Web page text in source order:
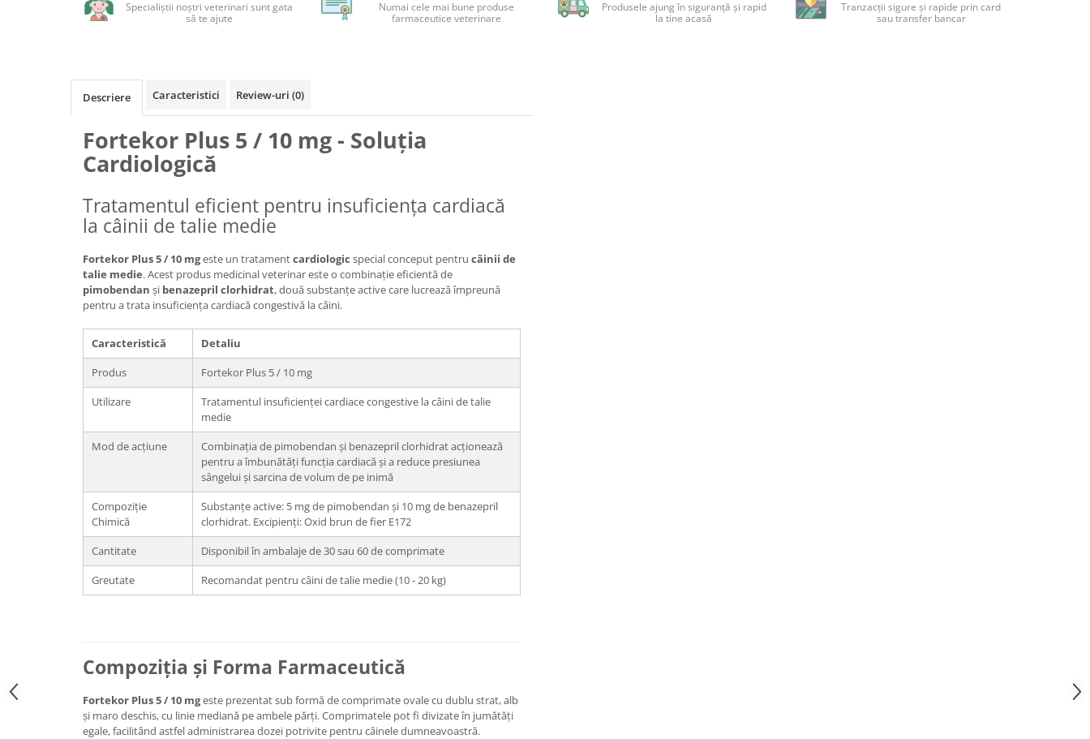
Specialiștii noștri veterinari sunt gata
să te ajute
Numai cele mai bune produse
farmaceutice veterinare
Produsele ajung în siguranță și rapid
la tine acasă
Tranzacții sigure și rapide prin card
sau transfer bancar
Descriere Caracteristici Review-uri (0)
Fortekor Plus 5 / 10 mg - Soluția
Cardiologică
Tratamentul eficient pentru insuficiența cardiacă
la câinii de talie medie
Fortekor Plus 5 / 10 mgeste un tratamentcardiologic special conceput pentru câinii de
talie medie. Acest produs medicinal veterinar este o combinație eficientă de
pimobendan și benazepril clorhidrat, două substanțe active care lucrează împreună
pentru a trata insuficiența cardiacă congestivă la câini.
Caracteristică
Detaliu
Produs
Fortekor Plus 5 / 10 mg
Utilizare
Tratamentul insuficienței cardiace congestive la câini de talie
medie
Mod de acțiune
Combinația de pimobendan și benazepril clorhidrat acționează
pentru a îmbunătăți funcția cardiacă și a reduce presiunea
sângelui și sarcina de volum de pe inimă
Compoziție
Chimică
Substanțe active: 5 mg de pimobendan și 10 mg de benazepril
clorhidrat. Excipienți: Oxid brun de fier E172
Cantitate
Disponibil în ambalaje de 30 sau 60 de comprimate
Greutate
Recomandat pentru câini de talie medie (10 - 20 kg)
Compoziția și Forma Farmaceutică
Fortekor Plus 5 / 10 mgeste prezentat sub formă de comprimate ovale cu dublu strat, alb
și maro deschis, cu linie mediană pe ambele părți. Comprimatele pot fi divizate în jumătăți
egale, facilitând astfel administrarea dozei potrivite pentru câinele dumneavoastră.